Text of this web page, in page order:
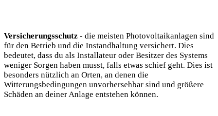
Versicherungsschutz -⁤ die meisten Photovoltaikanlagen sind
für⁤ den⁣ Betrieb und die Instandhaltung versichert. Dies
bedeutet, ⁢dass du als Installateur​ oder Besitzer des Systems
weniger Sorgen haben musst, falls etwas schief geht. Dies ist
besonders ‍nützlich⁣ an Orten, an denen⁣ die
Witterungsbedingungen unvorhersehbar sind und größere
Schäden an deiner Anlage entstehen können.